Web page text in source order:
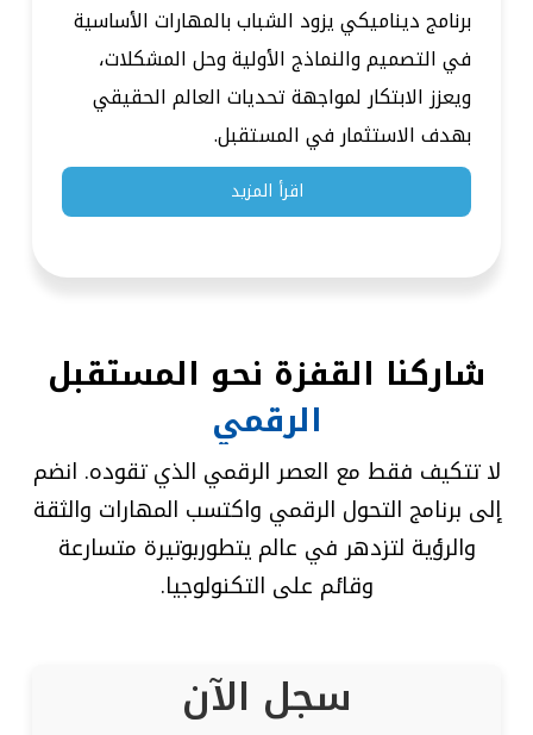
برنامج ديناميكي يزود الشباب بالمهارات الأساسية
في التصميم والنماذج الأولية وحل المشكلات،
ويعزز الابتكار لمواجهة تحديات العالم الحقيقي
بهدف الاستثمار في المستقبل.
اقرأ المزيد
شاركنا القفزة نحو المستقبل
الرقمي
لا تتكيف فقط مع العصر الرقمي الذي تقوده. انضم
إلى برنامج التحول الرقمي واكتسب المهارات والثقة
والرؤية لتزدهر في عالم يتطوربوتيرة متسارعة
وقائم على التكنولوجيا.
سجل الآن